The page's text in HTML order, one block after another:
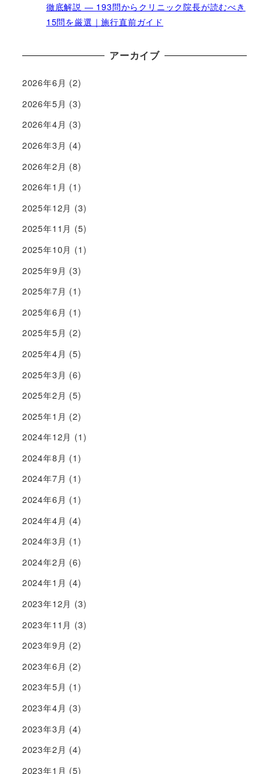
徹底解説 ― 193問からクリニック院長が読むべき
15問を厳選｜施行直前ガイド
アーカイブ
2026年6月 (2)
2026年5月 (3)
2026年4月 (3)
2026年3月 (4)
2026年2月 (8)
2026年1月 (1)
2025年12月 (3)
2025年11月 (5)
2025年10月 (1)
2025年9月 (3)
2025年7月 (1)
2025年6月 (1)
2025年5月 (2)
2025年4月 (5)
2025年3月 (6)
2025年2月 (5)
2025年1月 (2)
2024年12月 (1)
2024年8月 (1)
2024年7月 (1)
2024年6月 (1)
2024年4月 (4)
2024年3月 (1)
2024年2月 (6)
2024年1月 (4)
2023年12月 (3)
2023年11月 (3)
2023年9月 (2)
2023年6月 (2)
2023年5月 (1)
2023年4月 (3)
2023年3月 (4)
2023年2月 (4)
2023年1月 (5)